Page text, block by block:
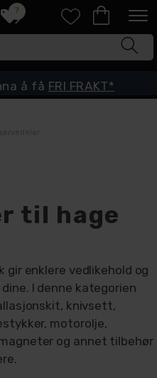
7
å få FRI FRAKT*
til hage
gir enklere vedlikehold og
I denne kategorien
knivsett,
motorolje,
og annet tilbehør